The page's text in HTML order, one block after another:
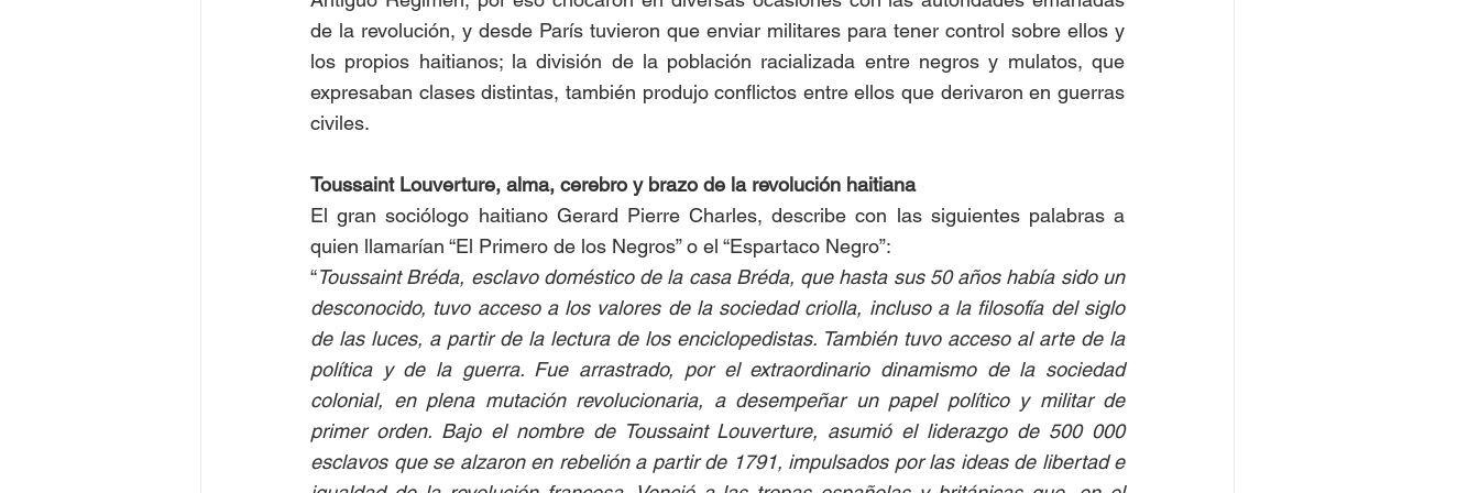
de la revolución, y desde París tuvieron que enviar militares para tener control sobre ellos y
los propios haitianos; la división de la población racializada entre negros y mulatos, que
expresaban clases distintas, también produjo conflictos entre ellos que derivaron en guerras
civiles.
Toussaint Louverture, alma, cerebro y brazo de la revolución haitiana
El gran sociólogo haitiano Gerard Pierre Charles, describe con las siguientes palabras a
quien llamarían “El Primero de los Negros” o el “Espartaco Negro”:
“Toussaint Bréda, esclavo doméstico de la casa Bréda, que hasta sus 50 años había sido un
desconocido, tuvo acceso a los valores de la sociedad criolla, incluso a la filosofía del siglo
de las luces, a partir de la lectura de los enciclopedistas. También tuvo acceso al arte de la
política y de la guerra. Fue arrastrado, por el extraordinario dinamismo de la sociedad
colonial, en plena mutación revolucionaria, a desempeñar un papel político y militar de
primer orden. Bajo el nombre de Toussaint Louverture, asumió el liderazgo de 500 000
esclavos que se alzaron en rebelión a partir de 1791, impulsados por las ideas de libertad e